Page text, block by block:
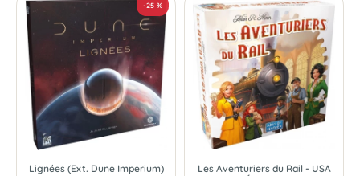
Lignées (Ext. Dune Imperium)
Les Aventuriers du Rail - USA